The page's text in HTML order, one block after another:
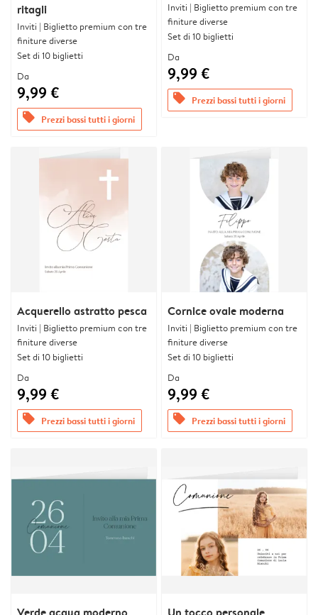
ritagli
Inviti | Biglietto premium con tre
finiture diverse
Set di 10 biglietti
Da
9,99 €
offers Prezzi bassi tutti i giorni
Inviti | Biglietto premium con tre
finiture diverse
Set di 10 biglietti
Da
9,99 €
offers Prezzi bassi tutti i giorni
Acquerello astratto pesca
Inviti | Biglietto premium con tre
finiture diverse
Set di 10 biglietti
Da
9,99 €
offers Prezzi bassi tutti i giorni
Cornice ovale moderna
Inviti | Biglietto premium con tre
finiture diverse
Set di 10 biglietti
Da
9,99 €
offers Prezzi bassi tutti i giorni